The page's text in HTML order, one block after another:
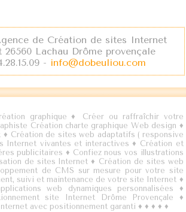
de Création de sites Internet
26560 Lachau Drôme provençale
- info@dobeuliou.com
graphique ♦ Créer ou raffraîchir votre
Création charte graphique Web design ♦
♦ Création de sites web adaptatifs ( responsive
Internet vivantes et interactives♦ Création et
publicitaires ♦ Confiez nous vos illustrations
de sites Internet ♦ Création de sites web
de CMS sur mesure pour votre site
suivi et maintenance de votre site Internet ♦
web dynamiques personnalisées ♦
site Internet Drôme Provençale ♦
avec positionnement garanti ♦♦♦♦♦